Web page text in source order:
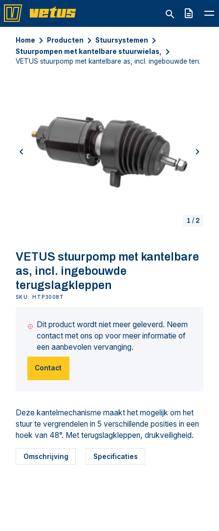
Offerte
Home Producten
Stuursystemen
Stuurpompen met kantelbare stuurwielas,
VETUS stuurpomp met kantelbare as, incl. ingebouwde
previous next
1 / 2
VETUS stuurpomp met kantelbare
as, incl. ingebouwde
terugslagkleppen
SKU: HTP3008T
Dit product wordt niet meer geleverd. Neem
contact met ons op voor meer informatie of
een aanbevolen vervanging.
Contact
Deze kantelmechanisme maakt het mogelijk om het
stuur te vergrendelen in 5 verschillende posities in een
hoek van 48°. Met terugslagkleppen, drukveiligheid.
Omschrijving Specificaties